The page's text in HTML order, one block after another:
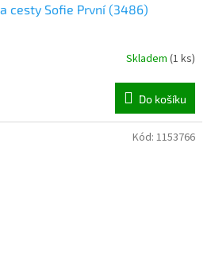
cesty Sofie První (3486)
Skladem (1 ks)
Do košíku
Kód: 1153766